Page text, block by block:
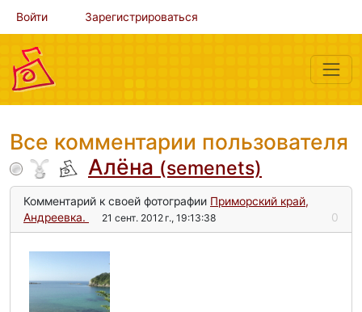
Войти Зарегистрироваться
Все комментарии пользователя
Алёна (semenets)
Комментарий к своей фотографии Приморский край,
Андреевка.
21 сент. 2012 г., 19:13:38 0